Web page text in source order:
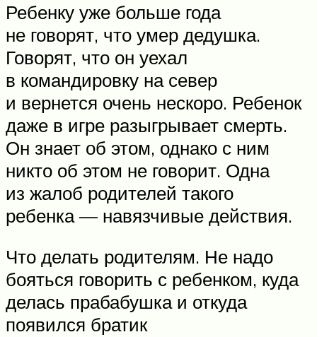
Ребенку уже больше года
не говорят, что умер дедушка.
Говорят, что он уехал
в командировку на север
и вернется очень нескоро. Ребенок
даже в игре разыгрывает смерть.
Он знает об этом, однако с ним
никто об этом не говорит. Одна
из жалоб родителей такого
ребенка — навязчивые действия.
Что делать родителям. Не надо
бояться говорить с ребенком, куда
делась прабабушка и откуда
появился братик